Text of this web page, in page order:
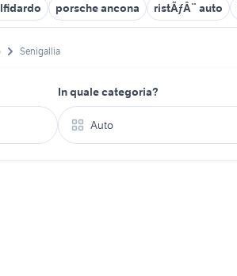
porsche ancona ristÃƒÂ¨ auto
Senigallia
In quale categoria?
Auto